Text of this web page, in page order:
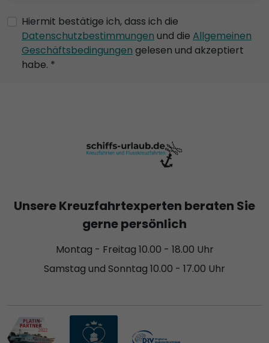
Hiermit bestätige ich, dass ich die
Datenschutzbestimmungen und die Allgemeinen
Geschäftsbedingungen gelesen und akzeptiert
habe. *
Unsere Kreuzfahrtexperten beraten Sie
gerne persönlich
Montag - Freitag 10.00 - 18.00 Uhr
Samstag und Sonntag 10.00 - 17.00 Uhr